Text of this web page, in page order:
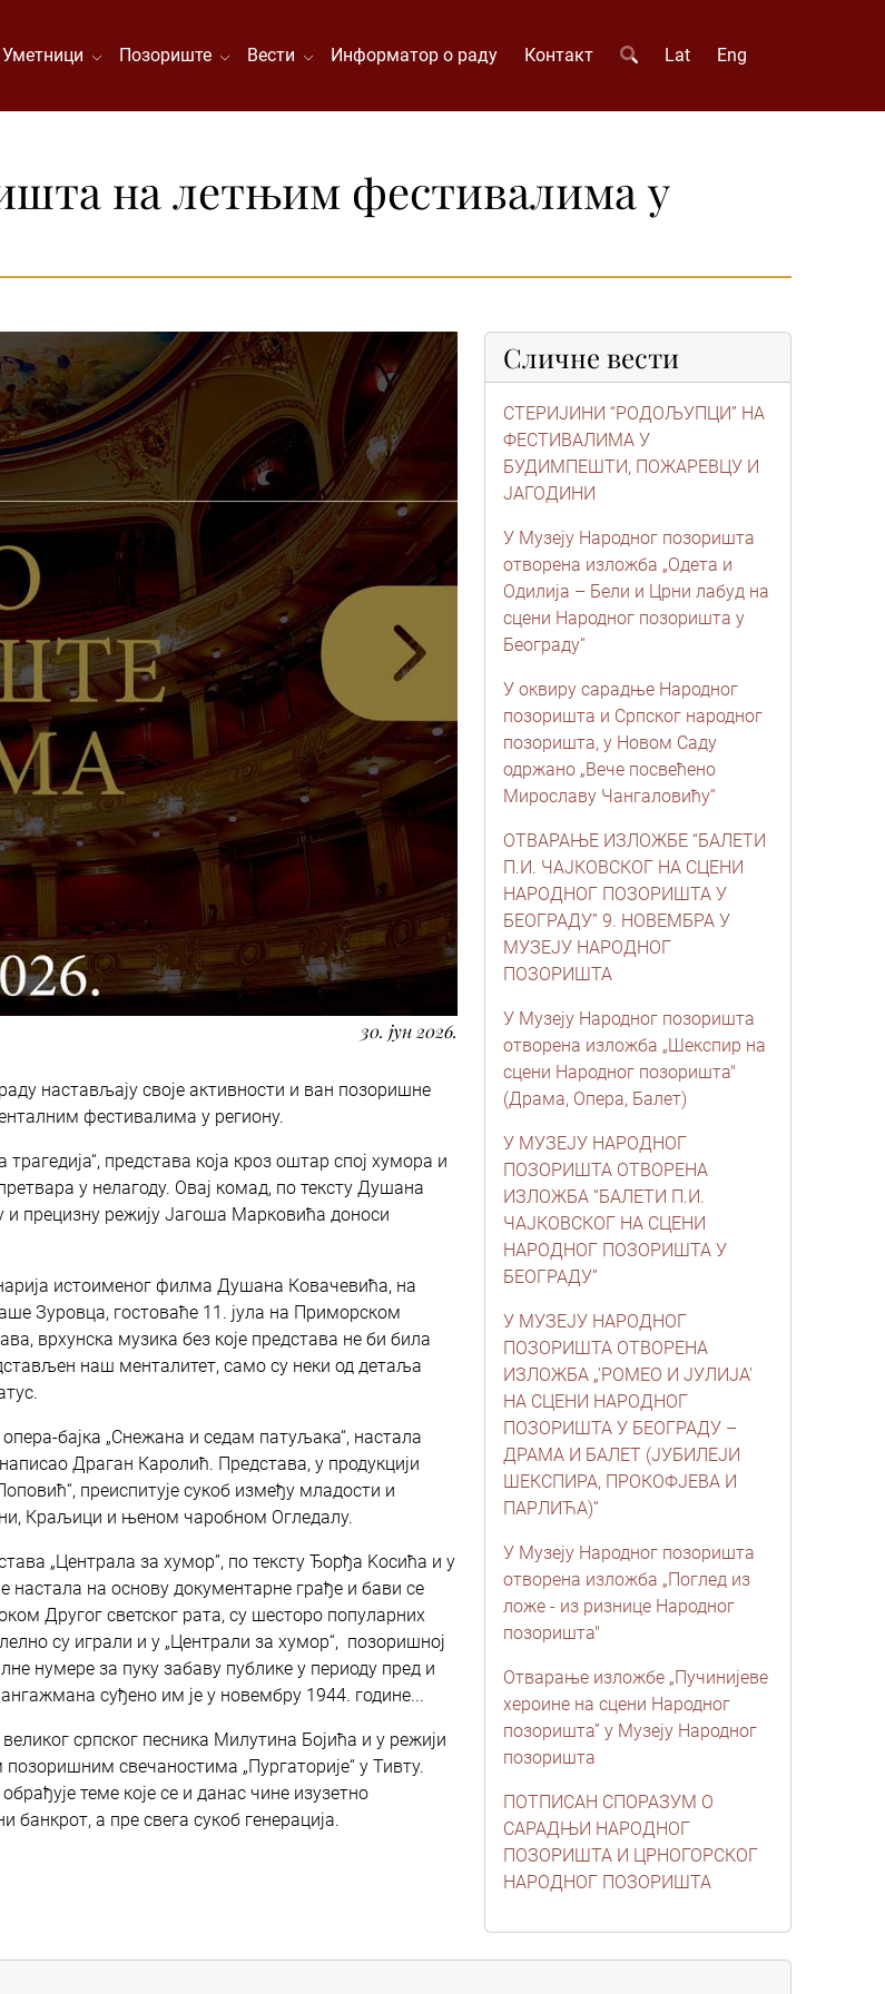
Уметници Позориште Вести Информатор о раду Контакт Lat Eng
на летњим фестивалима у
30. јун 2026.
настављају своје активности и ван позоришне
фестивалима у региону.
представа која кроз оштар спој хумора и
у нелагоду. Овај комад, по тексту Душана
прецизну режију Јагоша Марковића доноси
истоименог филма Душана Ковачевића, на
Зуровца, гостоваће 11. јула на Приморском
врхунска музика без које представа не би била
наш менталитет, само су неки од детаља
бајка „Снежана и седам патуљака“, настала
Драган Каролић. Представа, у продукцији
преиспитује сукоб између младости и
Краљици и њеном чаробном Огледалу.
„Централа за хумор”, по тексту Ђорђа Kосића и у
настала на основу документарне грађе и бави се
Другог светског рата, су шесторо популарних
су играли и у „Централи за хумор“, позоришној
нумере за пуку забаву публике у периоду пред и
суђено им је у новембру 1944. године...
српског песника Милутина Бојића и у режији
свечаностима „Пургаторије“ у Тивту.
теме које се и данас чине изузетно
а пре свега сукоб генерација.
Сличне вести
СТЕРИЈИНИ “РОДОЉУПЦИ” НА
ФЕСТИВАЛИМА У
БУДИМПЕШТИ, ПОЖАРЕВЦУ И
ЈАГОДИНИ
У Музеју Народног позоришта
отворена изложба „Одета и
Одилија – Бели и Црни лабуд на
сцени Народног позоришта у
Београду“
У оквиру сарадње Народног
позоришта и Српског народног
позоришта, у Новом Саду
одржано „Вече посвећено
Мирославу Чангаловићу“
ОТВАРАЊЕ ИЗЛОЖБЕ “БАЛЕТИ
П.И. ЧАЈКОВСКОГ НА СЦЕНИ
НАРОДНОГ ПОЗОРИШТА У
БЕОГРАДУ” 9. НОВЕМБРА У
МУЗЕЈУ НАРОДНОГ
ПОЗОРИШТА
У Музеју Народног позоришта
отворена изложба „Шекспир на
сцени Народног позоришта"
(Драма, Опера, Балет)
У МУЗЕЈУ НАРОДНОГ
ПОЗОРИШТА ОТВОРЕНА
ИЗЛОЖБА “БАЛЕТИ П.И.
ЧАЈКОВСКОГ НА СЦЕНИ
НАРОДНОГ ПОЗОРИШТА У
БЕОГРАДУ”
У МУЗЕЈУ НАРОДНОГ
ПОЗОРИШТА ОТВОРЕНА
ИЗЛОЖБА „'РОМЕО И ЈУЛИЈА'
НА СЦЕНИ НАРОДНОГ
ПОЗОРИШТА У БЕОГРАДУ –
ДРАМА И БАЛЕТ (ЈУБИЛЕЈИ
ШЕКСПИРА, ПРОКОФЈЕВА И
ПАРЛИЋА)“
У Музеју Народног позоришта
отворена изложба „Поглед из
ложе - из ризнице Народног
позоришта"
Отварање изложбе „Пучинијеве
хероине на сцени Народног
позоришта” у Музеју Народног
позоришта
ПОТПИСАН СПОРАЗУМ О
САРАДЊИ НАРОДНОГ
ПОЗОРИШТА И ЦРНОГОРСКОГ
НАРОДНОГ ПОЗОРИШТА